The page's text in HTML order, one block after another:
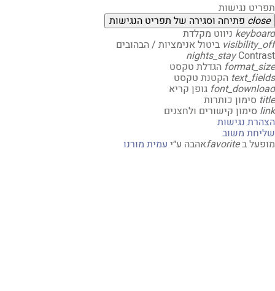
נגישות
פתיחה וסגירה של תפריט הנגישות
ניווט מקלדת
ביטול אנימציות / הבהובים
nights_stay
הגדלת טקסט
הקטנת טקסט
גופן קריא
סימון כותרות
סימון קישורים ולחצנים
נגישות
משוב
בfavoriteאהבהע״יעמית מורנו